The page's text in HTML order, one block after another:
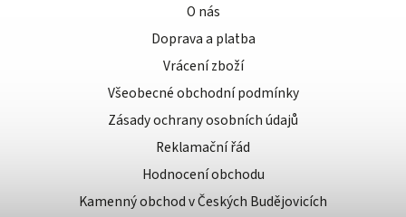
O nás
Doprava a platba
Vrácení zboží
Všeobecné obchodní podmínky
Zásady ochrany osobních údajů
Reklamační řád
Hodnocení obchodu
Kamenný obchod v Českých Budějovicích